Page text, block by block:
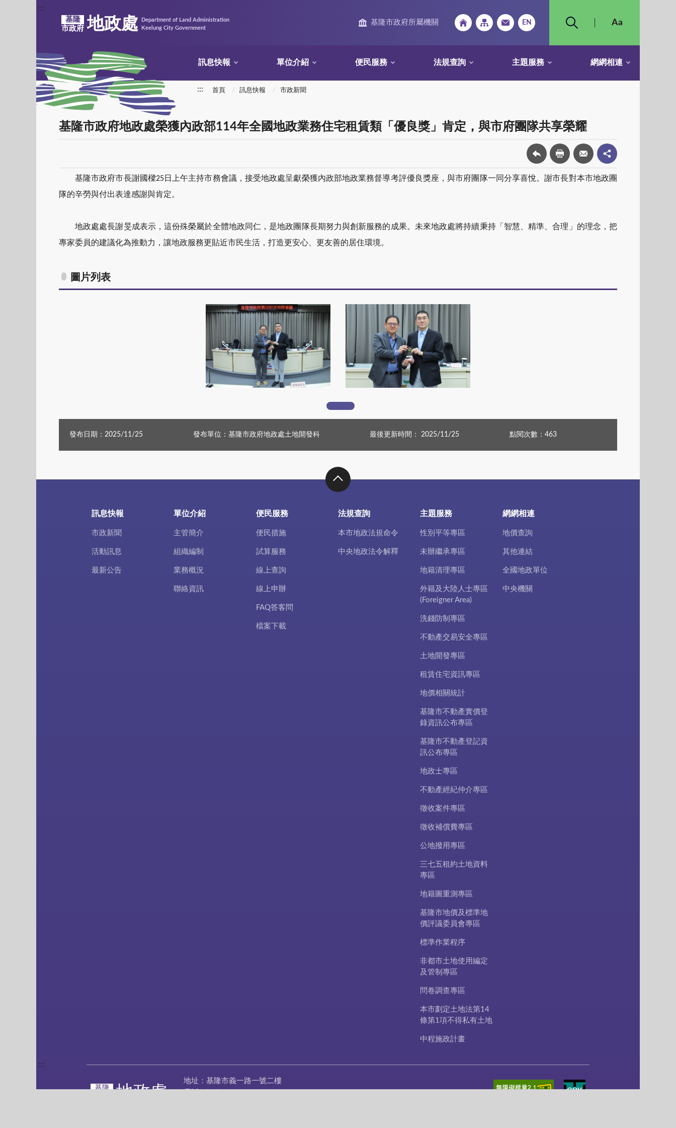
:::
基隆
市政府 地政處
Department of Land Administration
Keelung City Government
基隆市政府所屬機關
訊息快報 單位介紹 便民服務 法規查詢 主題服務 網網相連
::: 首頁 訊息快報 市政新聞
基隆市政府地政處榮獲內政部114年全國地政業務住宅租賃類「優良獎」肯定，與市府團隊共享榮耀
基隆市政府市長謝國樑25日上午主持市務會議，接受地政處呈獻榮獲內政部地政業務督導考評優良獎座，與市府團隊一同分享喜悅。謝市長對本市地政團
隊的辛勞與付出表達感謝與肯定。
地政處處長謝旻成表示，這份殊榮屬於全體地政同仁，是地政團隊長期努力與創新服務的成果。未來地政處將持續秉持「智慧、精準、合理」的理念，把
專家委員的建議化為推動力，讓地政服務更貼近市民生活，打造更安心、更友善的居住環境。
圖片列表
發布日期：2025/11/25 發布單位：基隆市政府地政處土地開發科 最後更新時間： 2025/11/25 點閱次數：463
訊息快報
市政新聞
活動訊息
最新公告
單位介紹
主管簡介
組織編制
業務概況
聯絡資訊
便民服務
便民措施
試算服務
線上查詢
線上申辦
FAQ答客問
檔案下載
法規查詢
本市地政法規命令
中央地政法令解釋
主題服務
性別平等專區
未辦繼承專區
地籍清理專區
外籍及大陸人士專區
(Foreigner Area)
洗錢防制專區
不動產交易安全專區
土地開發專區
租賃住宅資訊專區
地價相關統計
基隆市不動產實價登
錄資訊公布專區
基隆市不動產登記資
訊公布專區
地政士專區
不動產經紀仲介專區
徵收案件專區
徵收補償費專區
公地撥用專區
三七五租約土地資料
專區
地籍圖重測專區
基隆市地價及標準地
價評議委員會專區
標準作業程序
非都市土地使用編定
及管制專區
問卷調查專區
本市劃定土地法第14
條第1項不得私有土地
中程施政計畫
網網相連
地價查詢
其他連結
全國地政單位
中央機關
:::
基隆
地政處
地址：基隆市義一路一號二樓